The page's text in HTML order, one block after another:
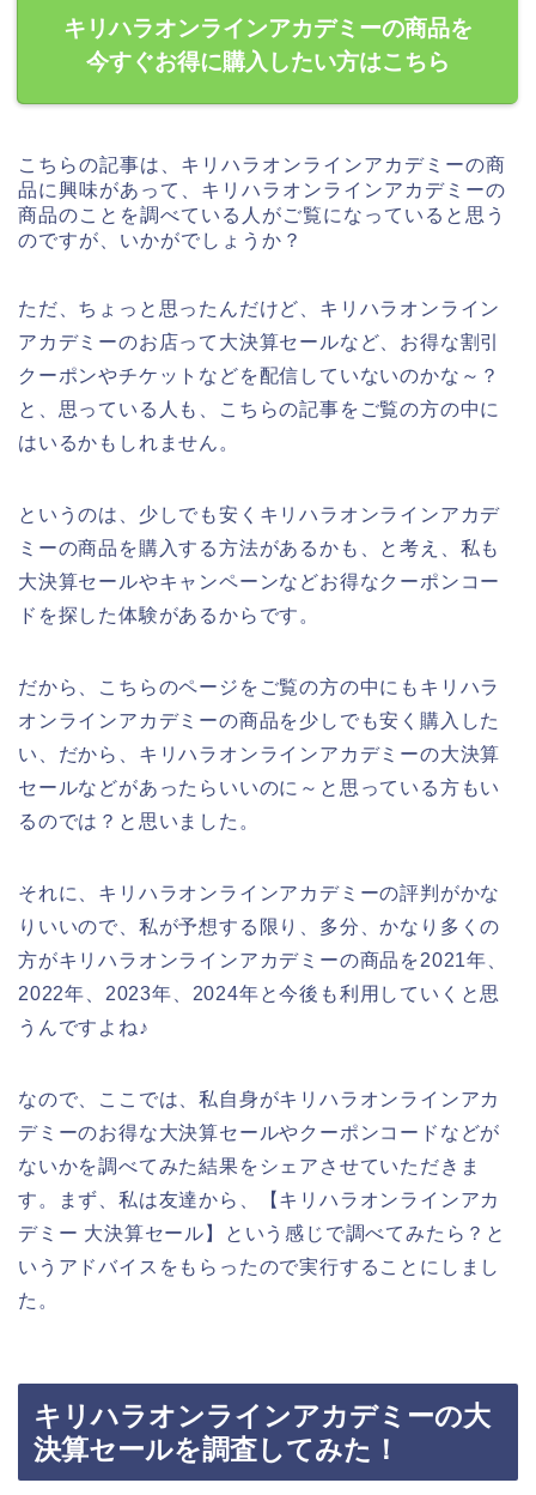
キリハラオンラインアカデミーの商品を
今すぐお得に購入したい方はこちら
こちらの記事は、キリハラオンラインアカデミーの商
品に興味があって、キリハラオンラインアカデミーの
商品のことを調べている人がご覧になっていると思う
のですが、いかがでしょうか？
ただ、ちょっと思ったんだけど、キリハラオンライン
アカデミーのお店って大決算セールなど、お得な割引
クーポンやチケットなどを配信していないのかな～？
と、思っている人も、こちらの記事をご覧の方の中に
はいるかもしれません。
というのは、少しでも安くキリハラオンラインアカデ
ミーの商品を購入する方法があるかも、と考え、私も
大決算セールやキャンペーンなどお得なクーポンコー
ドを探した体験があるからです。
だから、こちらのページをご覧の方の中にもキリハラ
オンラインアカデミーの商品を少しでも安く購入した
い、だから、キリハラオンラインアカデミーの大決算
セールなどがあったらいいのに～と思っている方もい
るのでは？と思いました。
それに、キリハラオンラインアカデミーの評判がかな
りいいので、私が予想する限り、多分、かなり多くの
方がキリハラオンラインアカデミーの商品を2021年、
2022年、2023年、2024年と今後も利用していくと思
うんですよね♪
なので、ここでは、私自身がキリハラオンラインアカ
デミーのお得な大決算セールやクーポンコードなどが
ないかを調べてみた結果をシェアさせていただきま
す。まず、私は友達から、【キリハラオンラインアカ
デミー 大決算セール】という感じで調べてみたら？と
いうアドバイスをもらったので実行することにしまし
た。
キリハラオンラインアカデミーの大
決算セールを調査してみた！